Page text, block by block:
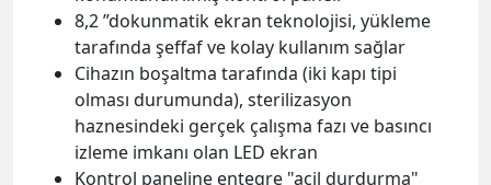
8,2 ”dokunmatik ekran teknolojisi, yükleme
tarafında şeffaf ve kolay kullanım sağlar
Cihazın boşaltma tarafında (iki kapı tipi
olması durumunda), sterilizasyon
haznesindeki gerçek çalışma fazı ve basıncı
izleme imkanı olan LED ekran
Kontrol paneline entegre "acil durdurma"